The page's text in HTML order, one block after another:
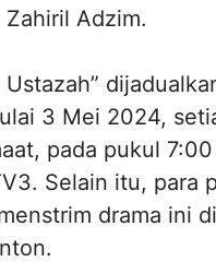
Adzim.
Ustazah”
3 Mei 2024,
pada pukul 7:00
Selain itu, para
drama ini di